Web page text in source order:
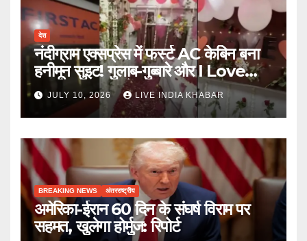
देश
नंदीग्राम एक्सप्रेस में फर्स्ट AC केबिन बना
हनीमून सुइट! गुलाब-गुब्बारे और I Love
You, TTE सस्पेंड
JULY 10, 2026 LIVE INDIA KHABAR
BREAKING NEWS अंतरराष्ट्रीय
अमेरिका-ईरान 60 दिन के संघर्ष विराम पर
सहमत, खुलेगा होर्मुज: रिपोर्ट